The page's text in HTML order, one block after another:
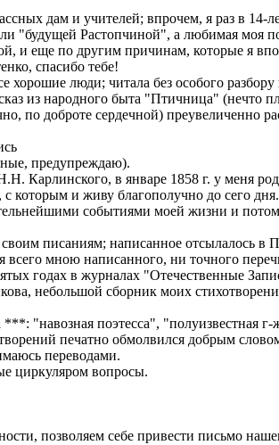
дам и учителей; впрочем, я раз в
"будущей Растопчиной", а любимая
и еще по другим причинам, которые я
спасибо тебе!
хорошие люди; читала без особого
из народного быта "Птичница" (нечто
по доброте сердечной) преувеличенно
предупреждаю).
Карлинского, в январе 1858 г. у меня
и живу благополучно до сего
событиями моей жизни и
писаниям; написанное отсылалось в
всего мною написанного, ни точного
годах в журналах "Отечественные
небольшой сборник моих
"навозная поэтесса", "полуизвестная
печатно обмолвился добрым
переводами.
циркуляром вопросы.
позволяем себе привести письмо